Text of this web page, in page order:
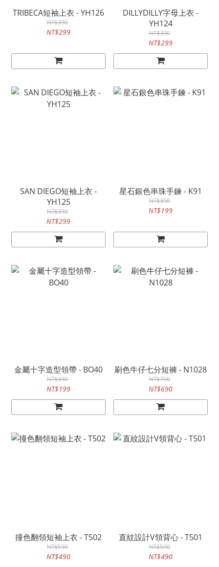
TRIBECA短袖上衣 - YH126
NT$390
NT$299
DILLYDILLY字母上衣 -
YH124
NT$390
NT$299
SAN DIEGO短袖上衣 -
YH125
NT$390
NT$299
星石銀色串珠手鍊 - K91
NT$390
NT$199
金屬十字造型領帶 - BO40
NT$390
NT$199
刷色牛仔七分短褲 - N1028
NT$790
NT$690
撞色翻領短袖上衣 - T502
NT$590
NT$490
直紋設計V領背心 - T501
NT$590
NT$490